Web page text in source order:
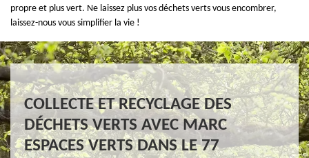
propre et plus vert. Ne laissez plus vos déchets verts vous encombrer,
laissez-nous vous simplifier la vie !
COLLECTE ET RECYCLAGE DES
DÉCHETS VERTS AVEC MARC
ESPACES VERTS DANS LE 77